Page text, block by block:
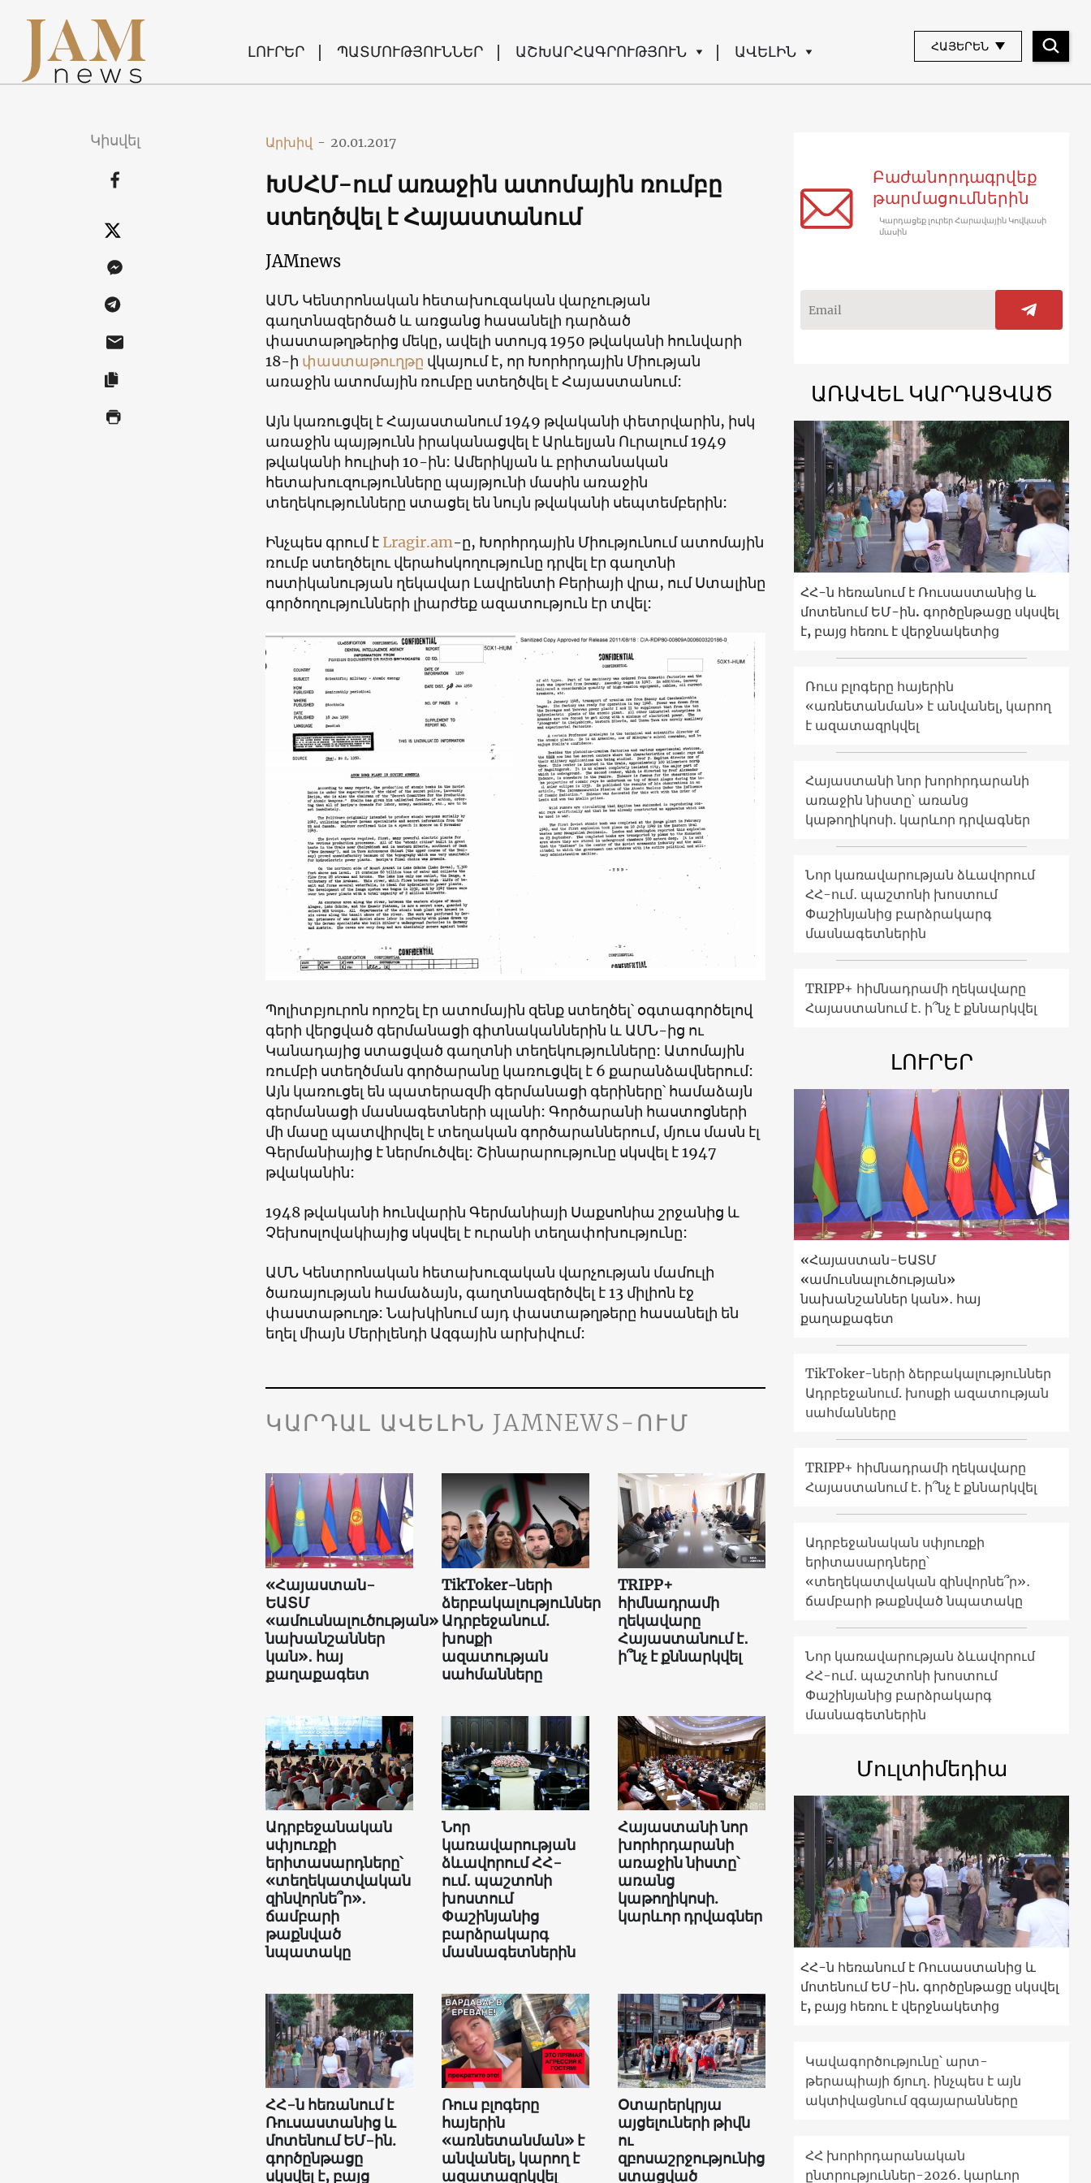
ԼՈՒՐԵՐ ՊԱՏՄՈՒԹՅՈՒՆՆԵՐ ԱՇԽԱՐՀԱԳՐՈՒԹՅՈՒՆ ԱՎԵԼԻՆ ՀԱՅԵՐԵՆ
Կիսվել Արխիվ - 20.01.2017
ԽՍՀՄ-ում առաջին ատոմային ռումբը
ստեղծվել է Հայաստանում
JAMnews
ԱՄՆ Կենտրոնական հետախուզական վարչության
գաղտնազերծած և առցանց հասանելի դարձած
փաստաթղթերից մեկը, ավելի ստույգ 1950 թվականի հունվարի
18-ի փաստաթուղթը վկայում է, որ Խորհրդային Միության
առաջին ատոմային ռումբը ստեղծվել է Հայաստանում:
Այն կառուցվել է Հայաստանում 1949 թվականի փետրվարին, իսկ
առաջին պայթյունն իրականացվել է Արևելյան Ուրալում 1949
թվականի հուլիսի 10-ին: Ամերիկյան և բրիտանական
հետախուզությունները պայթյունի մասին առաջին
տեղեկությունները ստացել են նույն թվականի սեպտեմբերին:
Ինչպես գրում է Lragir.am-ը, Խորհրդային Միությունում ատոմային
ռումբ ստեղծելու վերահսկողությունը դրվել էր գաղտնի
ոստիկանության ղեկավար Լավրենտի Բերիայի վրա, ում Ստալինը
գործողությունների լիարժեք ազատություն էր տվել:
Պոլիտբյուրոն որոշել էր ատոմային զենք ստեղծել՝ օգտագործելով
գերի վերցված գերմանացի գիտնականներին և ԱՄՆ-ից ու
Կանադայից ստացված գաղտնի տեղեկությունները: Ատոմային
ռումբի ստեղծման գործարանը կառուցվել է 6 քարանձավներում:
Այն կառուցել են պատերազմի գերմանացի գերիները՝ համաձայն
գերմանացի մասնագետների պլանի: Գործարանի հաստոցների
մի մասը պատվիրվել է տեղական գործարաններում, մյուս մասն էլ
Գերմանիայից է ներմուծվել: Շինարարությունը սկսվել է 1947
թվականին:
1948 թվականի հունվարին Գերմանիայի Սաքսոնիա շրջանից և
Չեխոսլովակիայից սկսվել է ուրանի տեղափոխությունը:
ԱՄՆ Կենտրոնական հետախուզական վարչության մամուլի
ծառայության համաձայն, գաղտնազերծվել է 13 միլիոն էջ
փաստաթուղթ: Նախկինում այդ փաստաթղթերը հասանելի են
եղել միայն Մերիլենդի Ազգային արխիվում:
ԿԱՐԴԱԼ ԱՎԵԼԻՆ JAMNEWS-ՈՒՄ
«Հայաստան-
ԵԱՏՄ
«ամուսնալուծության»
նախանշաններ
կան»․ հայ
քաղաքագետ
TikToker-ների
ձերբակալություններ
Ադրբեջանում.
խոսքի
ազատության
սահմանները
TRIPP+
հիմնադրամի
ղեկավարը
Հայաստանում է․
ի՞նչ է քննարկվել
Ադրբեջանական
սփյուռքի
երիտասարդները՝
«տեղեկատվական
զինվորնե՞ր»․
ճամբարի
թաքնված
նպատակը
Նոր
կառավարության
ձևավորում ՀՀ-
ում․ պաշտոնի
խոստում
Փաշինյանից
բարձրակարգ
մասնագետներին
Հայաստանի նոր
խորհրդարանի
առաջին նիստը՝
առանց
կաթողիկոսի.
կարևոր դրվագներ
ՀՀ-ն հեռանում է
Ռուսաստանից և
մոտենում ԵՄ-ին.
գործընթացը
սկսվել է, բայց
Ռուս բլոգերը
հայերին
«առնետանման» է
անվանել, կարող է
ազատազրկվել
Օտարերկրյա
այցելուների թիվն
ու
զբոսաշրջությունից
ստացված
Բաժանորդագրվեք
թարմացումներին
Կարդացեք լուրեր Հարավային Կովկասի
մասին
ԱՌԱՎԵԼ ԿԱՐԴԱՑՎԱԾ
ՀՀ-ն հեռանում է Ռուսաստանից և
մոտենում ԵՄ-ին. գործընթացը սկսվել
է, բայց հեռու է վերջնակետից
Ռուս բլոգերը հայերին
«առնետանման» է անվանել, կարող
է ազատազրկվել
Հայաստանի նոր խորհրդարանի
առաջին նիստը՝ առանց
կաթողիկոսի. կարևոր դրվագներ
Նոր կառավարության ձևավորում
ՀՀ-ում․ պաշտոնի խոստում
Փաշինյանից բարձրակարգ
մասնագետներին
TRIPP+ հիմնադրամի ղեկավարը
Հայաստանում է․ ի՞նչ է քննարկվել
ԼՈՒՐԵՐ
«Հայաստան-ԵԱՏՄ
«ամուսնալուծության»
նախանշաններ կան»․ հայ
քաղաքագետ
TikToker-ների ձերբակալություններ
Ադրբեջանում. խոսքի ազատության
սահմանները
TRIPP+ հիմնադրամի ղեկավարը
Հայաստանում է․ ի՞նչ է քննարկվել
Ադրբեջանական սփյուռքի
երիտասարդները՝
«տեղեկատվական զինվորնե՞ր»․
ճամբարի թաքնված նպատակը
Նոր կառավարության ձևավորում
ՀՀ-ում․ պաշտոնի խոստում
Փաշինյանից բարձրակարգ
մասնագետներին
Մուլտիմեդիա
ՀՀ-ն հեռանում է Ռուսաստանից և
մոտենում ԵՄ-ին. գործընթացը սկսվել
է, բայց հեռու է վերջնակետից
Կավագործությունը՝ արտ-
թերապիայի ճյուղ․ ինչպես է այն
ակտիվացնում զգայարանները
ՀՀ խորհրդարանական
ընտրություններ-2026. կարևոր